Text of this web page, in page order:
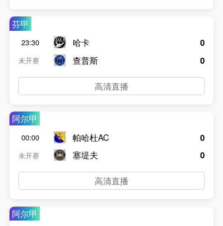
芬甲
23:30
未开赛
哈卡
查普斯
0
0
高清直播
阿尔甲
00:00
未开赛
帕哈杜AC
塞堤夫
0
0
高清直播
阿尔甲